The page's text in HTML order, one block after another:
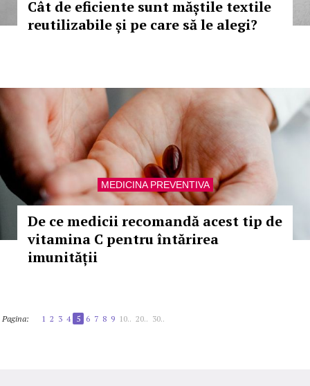
Cât de eficiente sunt măștile textile
reutilizabile și pe care să le alegi?
MEDICINA PREVENTIVA
De ce medicii recomandă acest tip de
vitamina C pentru întărirea
imunității
Pagina: 1 2 3 4 5 6 7 8 9 10.. 20.. 30..